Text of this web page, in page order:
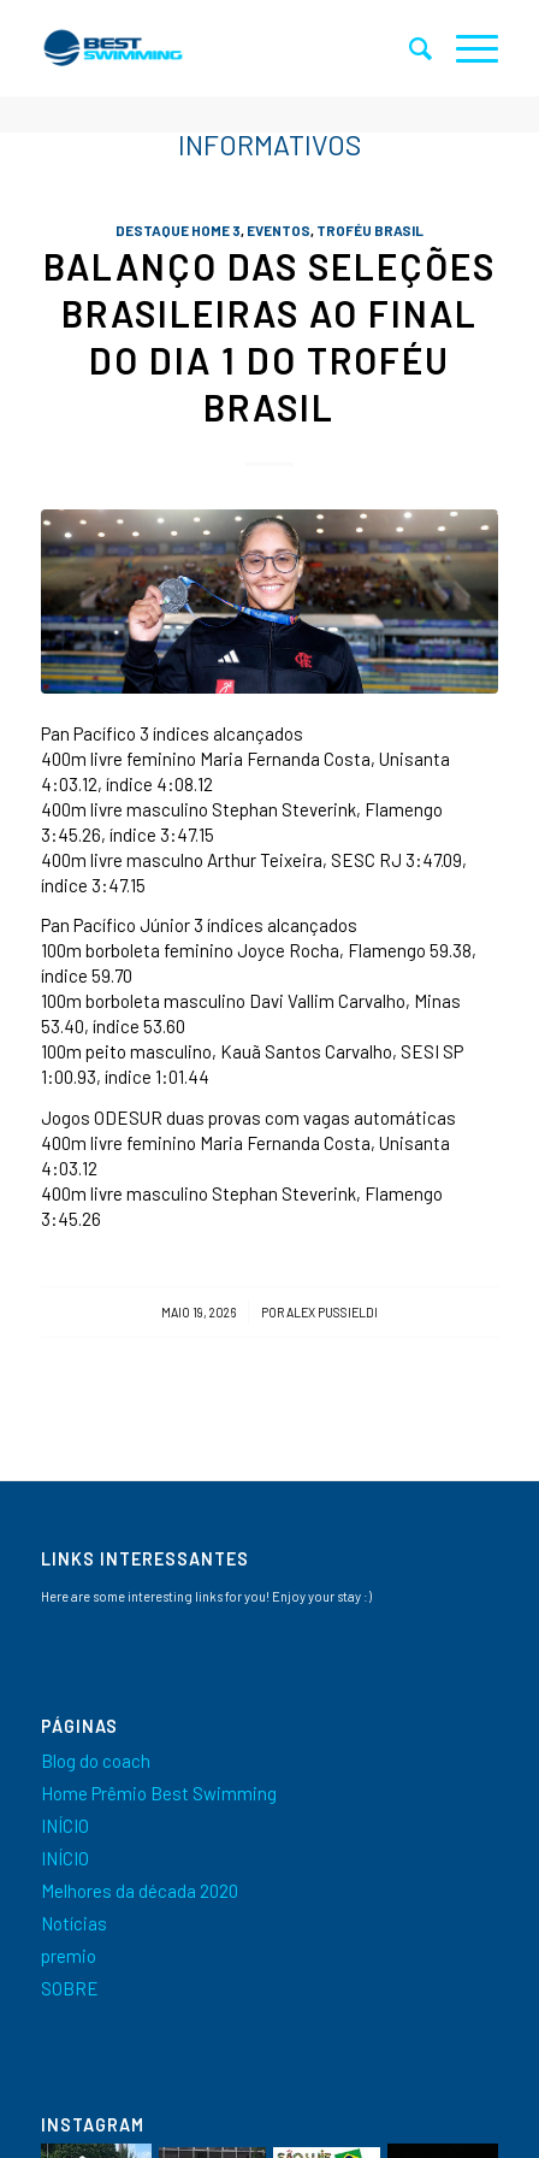
DESTAQUE HOME 3, EVENTOS, TROFÉU BRASIL
BALANÇO DAS SELEÇÕES
BRASILEIRAS AO FINAL
DO DIA 1 DO TROFÉU
BRASIL
Pan Pacífico 3 índices alcançados
400m livre feminino Maria Fernanda Costa, Unisanta
4:03.12, índice 4:08.12
400m livre masculino Stephan Steverink, Flamengo
3:45.26, índice 3:47.15
400m livre masculno Arthur Teixeira, SESC RJ 3:47.09,
índice 3:47.15
Pan Pacífico Júnior 3 índices alcançados
100m borboleta feminino Joyce Rocha, Flamengo 59.38,
índice 59.70
100m borboleta masculino Davi Vallim Carvalho, Minas
53.40, índice 53.60
100m peito masculino, Kauã Santos Carvalho, SESI SP
1:00.93, índice 1:01.44
Jogos ODESUR duas provas com vagas automáticas
400m livre feminino Maria Fernanda Costa, Unisanta
4:03.12
400m livre masculino Stephan Steverink, Flamengo
3:45.26
MAIO 19, 2026
/ PORALEX PUSSIELDI
LINKS INTERESSANTES
Here are some interesting links for you! Enjoy your stay :)
PÁGINAS
Blog do coach
Home Prêmio Best Swimming
INÍCIO
INÍCIO
Melhores da década 2020
Notícias
premio
SOBRE
INSTAGRAM